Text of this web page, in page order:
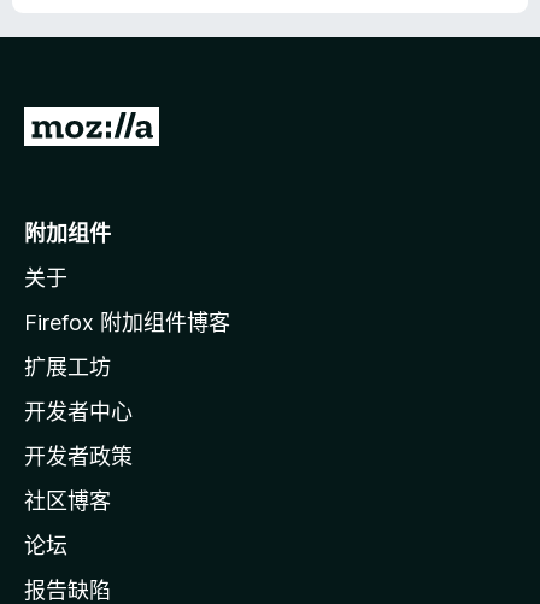
转
o
i
l
a
主
页
附加组件
关于
Firefox 附加组件博客
扩展工坊
开发者中心
开发者政策
社区博客
论坛
报告缺陷